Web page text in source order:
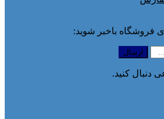
فروشگاه باخبر شوید:
دنبال کنید.